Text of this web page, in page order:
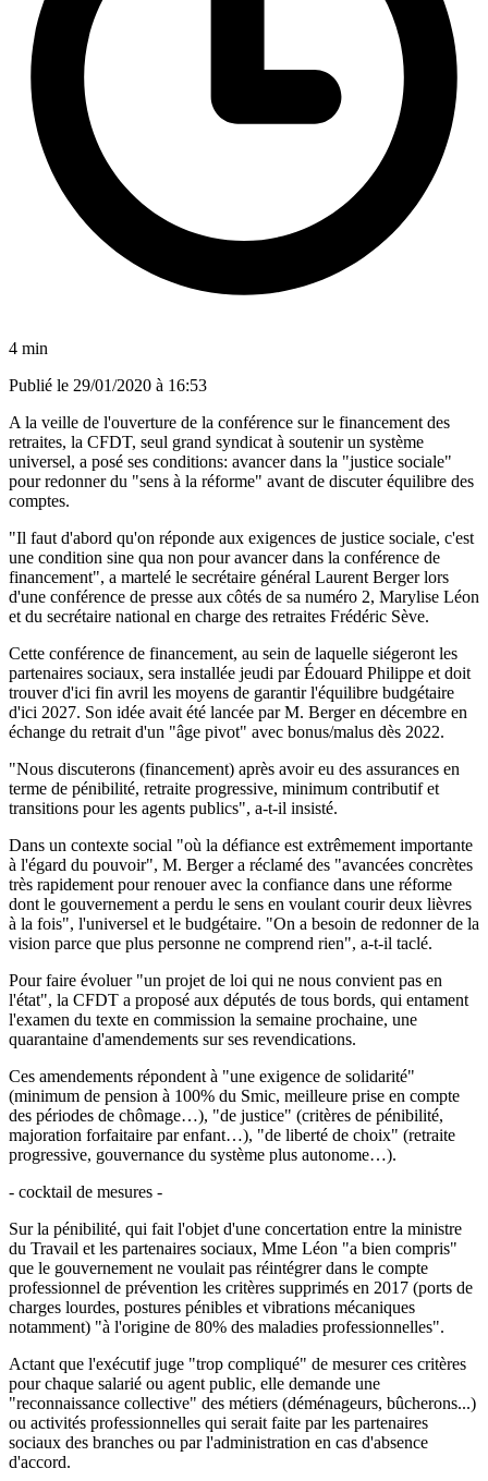
4 min
Publié le 29/01/2020 à 16:53
A la veille de l'ouverture de la conférence sur le financement des
retraites, la CFDT, seul grand syndicat à soutenir un système
universel, a posé ses conditions: avancer dans la "justice sociale"
pour redonner du "sens à la réforme" avant de discuter équilibre des
comptes.
"Il faut d'abord qu'on réponde aux exigences de justice sociale, c'est
une condition sine qua non pour avancer dans la conférence de
financement", a martelé le secrétaire général Laurent Berger lors
d'une conférence de presse aux côtés de sa numéro 2, Marylise Léon
et du secrétaire national en charge des retraites Frédéric Sève.
Cette conférence de financement, au sein de laquelle siégeront les
partenaires sociaux, sera installée jeudi par Édouard Philippe et doit
trouver d'ici fin avril les moyens de garantir l'équilibre budgétaire
d'ici 2027. Son idée avait été lancée par M. Berger en décembre en
échange du retrait d'un "âge pivot" avec bonus/malus dès 2022.
"Nous discuterons (financement) après avoir eu des assurances en
terme de pénibilité, retraite progressive, minimum contributif et
transitions pour les agents publics", a-t-il insisté.
Dans un contexte social "où la défiance est extrêmement importante
à l'égard du pouvoir", M. Berger a réclamé des "avancées concrètes
très rapidement pour renouer avec la confiance dans une réforme
dont le gouvernement a perdu le sens en voulant courir deux lièvres
à la fois", l'universel et le budgétaire. "On a besoin de redonner de la
vision parce que plus personne ne comprend rien", a-t-il taclé.
Pour faire évoluer "un projet de loi qui ne nous convient pas en
l'état", la CFDT a proposé aux députés de tous bords, qui entament
l'examen du texte en commission la semaine prochaine, une
quarantaine d'amendements sur ses revendications.
Ces amendements répondent à "une exigence de solidarité"
(minimum de pension à 100% du Smic, meilleure prise en compte
des périodes de chômage…), "de justice" (critères de pénibilité,
majoration forfaitaire par enfant…), "de liberté de choix" (retraite
progressive, gouvernance du système plus autonome…).
- cocktail de mesures -
Sur la pénibilité, qui fait l'objet d'une concertation entre la ministre
du Travail et les partenaires sociaux, Mme Léon "a bien compris"
que le gouvernement ne voulait pas réintégrer dans le compte
professionnel de prévention les critères supprimés en 2017 (ports de
charges lourdes, postures pénibles et vibrations mécaniques
notamment) "à l'origine de 80% des maladies professionnelles".
Actant que l'exécutif juge "trop compliqué" de mesurer ces critères
pour chaque salarié ou agent public, elle demande une
"reconnaissance collective" des métiers (déménageurs, bûcherons...)
ou activités professionnelles qui serait faite par les partenaires
sociaux des branches ou par l'administration en cas d'absence
d'accord.